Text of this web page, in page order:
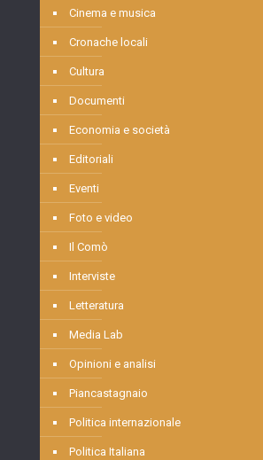
Cinema e musica
Cronache locali
Cultura
Documenti
Economia e società
Editoriali
Eventi
Foto e video
Il Comò
Interviste
Letteratura
Media Lab
Opinioni e analisi
Piancastagnaio
Politica internazionale
Politica Italiana